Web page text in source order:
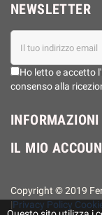
NEWSLETTER
Ho letto e accetto
consenso alla
INFORMAZIONI
IL MIO
Copyright © 2019
|Privacy Policy